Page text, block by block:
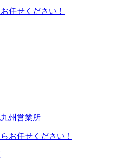
任せください！
州営業所
お任せください！